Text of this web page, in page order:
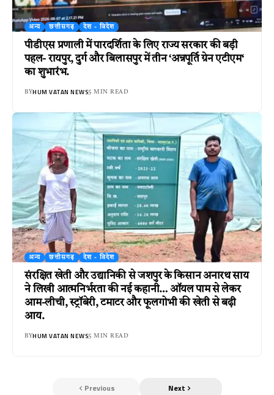
अन्य छत्तीसगढ़ देश - विदेश
पीडीएस प्रणाली में पारदर्शिता के लिए राज्य सरकार की बड़ी
पहल- रायपुर, दुर्ग और बिलासपुर में तीन ‘अन्नपूर्ति ग्रेन एटीएम‘
का शुभारंभ.
BYHUM VATAN NEWS5 MIN READ
अन्य छत्तीसगढ़ देश - विदेश
संरक्षित खेती और उद्यानिकी से जशपुर के किसान अनारथ साय
ने लिखी आत्मनिर्भरता की नई कहानी… ऑयल पाम से लेकर
आम-लीची, स्ट्रॉबेरी, टमाटर और फूलगोभी की खेती से बढ़ी
आय.
BYHUM VATAN NEWS5 MIN READ
Previous Next